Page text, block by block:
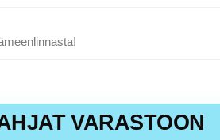
VARASTOON